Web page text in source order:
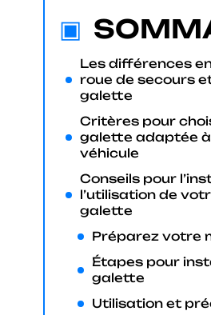
Les différences
roue de secours
galette
Critères pour
galette adaptée
véhicule
Conseils pour
l’utilisation de
galette
Préparez votre
Étapes pour
galette
Utilisation et